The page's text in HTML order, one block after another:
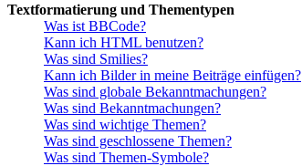
Textformatierung und Thementypen
Was ist BBCode?
Kann ich HTML benutzen?
Was sind Smilies?
Kann ich Bilder in meine Beiträge einfügen?
Was sind globale Bekanntmachungen?
Was sind Bekanntmachungen?
Was sind wichtige Themen?
Was sind geschlossene Themen?
Was sind Themen-Symbole?